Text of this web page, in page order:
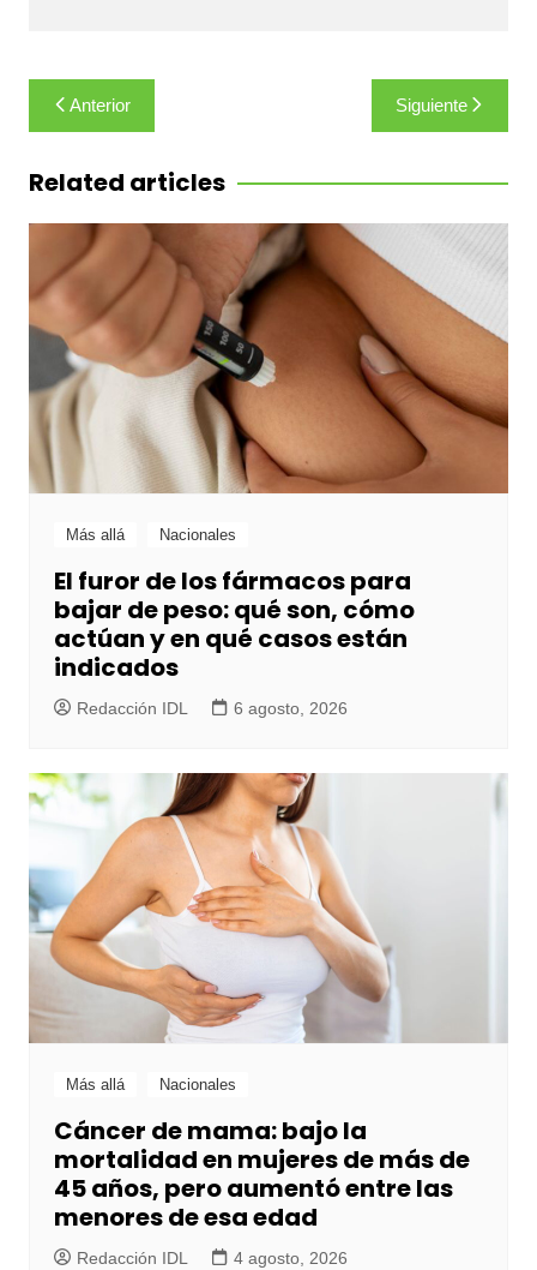
Navegación
de
entradas
Anterior Siguiente
Related articles
Más allá Nacionales
El furor de los fármacos para
bajar de peso: qué son, cómo
actúan y en qué casos están
indicados
Redacción IDL 6 agosto, 2026
Más allá Nacionales
Cáncer de mama: bajo la
mortalidad en mujeres de más de
45 años, pero aumentó entre las
menores de esa edad
Redacción IDL 4 agosto, 2026